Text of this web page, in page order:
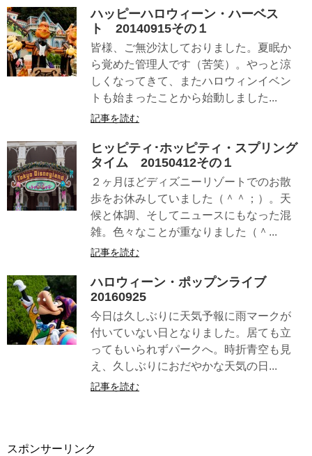
ハッピーハロウィーン・ハーベス
ト 20140915その１
皆様、ご無沙汰しておりました。夏眠か
ら覚めた管理人です（苦笑）。やっと涼
しくなってきて、またハロウィンイベン
トも始まったことから始動しました...
記事を読む
ヒッピティ･ホッピティ・スプリング
タイム 20150412その１
２ヶ月ほどディズニーリゾートでのお散
歩をお休みしていました（＾＾；）。天
候と体調、そしてニュースにもなった混
雑。色々なことが重なりました（＾...
記事を読む
ハロウィーン・ポップンライブ
20160925
今日は久しぶりに天気予報に雨マークが
付いていない日となりました。居ても立
ってもいられずパークへ。時折青空も見
え、久しぶりにおだやかな天気の日...
記事を読む
スポンサーリンク